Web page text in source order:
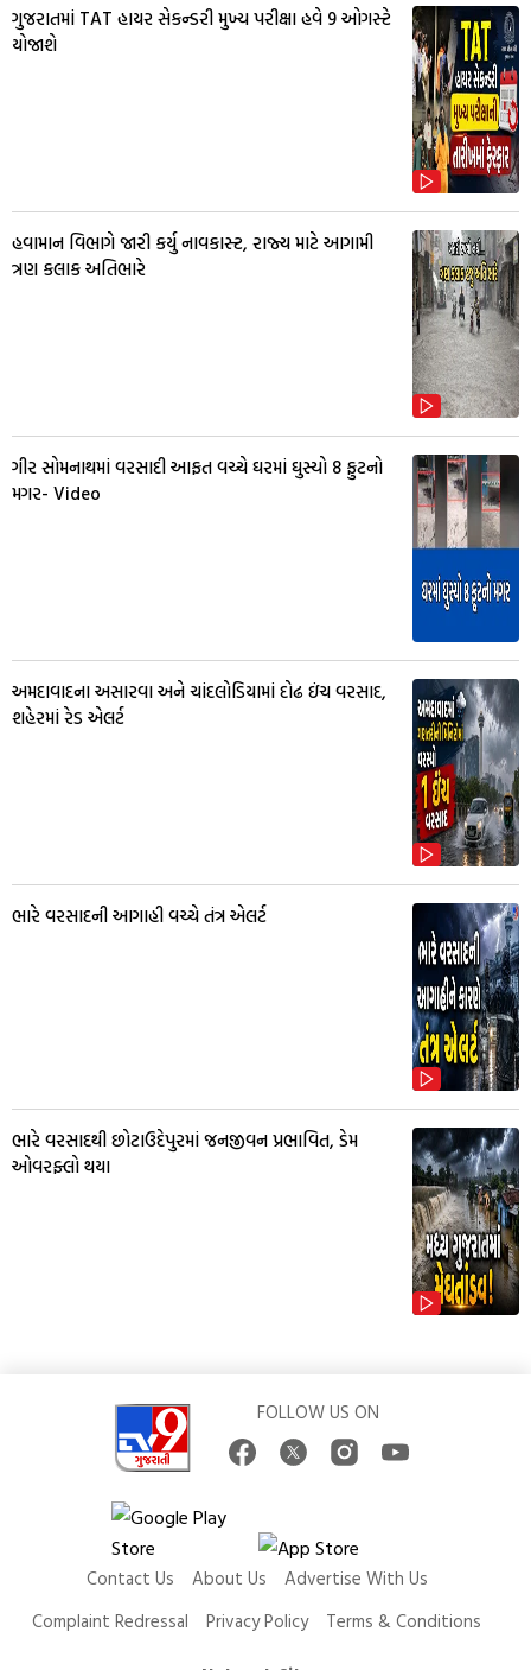
ગુજરાતમાં TAT હાયર સેકન્ડરી મુખ્ય પરીક્ષા હવે 9 ઓગસ્ટે
યોજાશે
હવામાન વિભાગે જારી કર્યુ નાવકાસ્ટ, રાજ્ય માટે આગામી
ત્રણ કલાક અતિભારે
ગીર સોમનાથમાં વરસાદી આફત વચ્ચે ઘરમાં ઘુસ્યો 8 ફુટનો
મગર- Video
અમદાવાદના અસારવા અને ચાંદલોડિયામાં દોઢ ઇંચ વરસાદ,
શહેરમાં રેડ એલર્ટ
ભારે વરસાદની આગાહી વચ્ચે તંત્ર એલર્ટ
ભારે વરસાદથી છોટાઉદેપુરમાં જનજીવન પ્રભાવિત, ડેમ
ઓવરફ્લો થયા
FOLLOW US ON
Contact Us About Us
Advertise With Us
Complaint Redressal
Privacy Policy
Terms & Conditions